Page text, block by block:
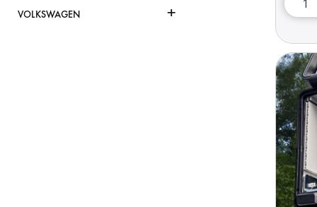
VOLKSWAGEN +